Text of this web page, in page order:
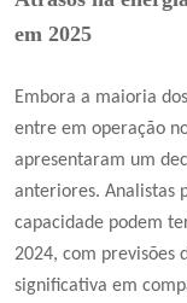
em 2025
Embora a maioria
entre em operação
apresentaram um
anteriores. Analistas
capacidade podem
2024, com previsões
significativa em